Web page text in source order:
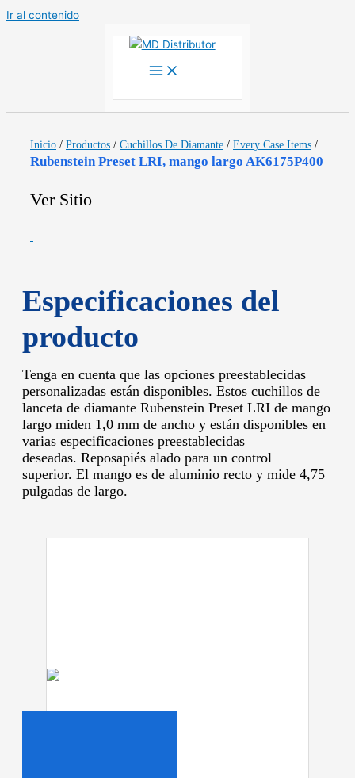
Ir al contenido
Inicio / Productos / Cuchillos De Diamante / Every Case Items /
Rubenstein Preset LRI, mango largo AK6175P400
Ver Sitio
Especificaciones del
producto
Tenga en cuenta que las opciones preestablecidas
personalizadas están disponibles. Estos cuchillos de
lanceta de diamante Rubenstein Preset LRI de mango
largo miden 1,0 mm de ancho y están disponibles en
varias especificaciones preestablecidas
deseadas. Reposapiés alado para un control
superior. El mango es de aluminio recto y mide 4,75
pulgadas de largo.